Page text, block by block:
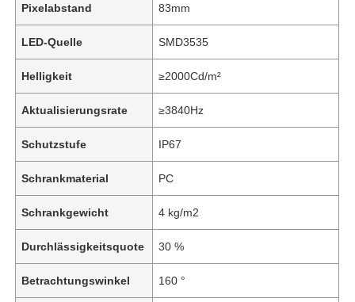
Pixelabstand 83mm
LED-Quelle SMD3535
Helligkeit ≥2000Cd/m²
Aktualisierungsrate ≥3840Hz
Schutzstufe IP67
Schrankmaterial PC
Schrankgewicht 4 kg/m2
Durchlässigkeitsquote 30 %
Betrachtungswinkel 160 °